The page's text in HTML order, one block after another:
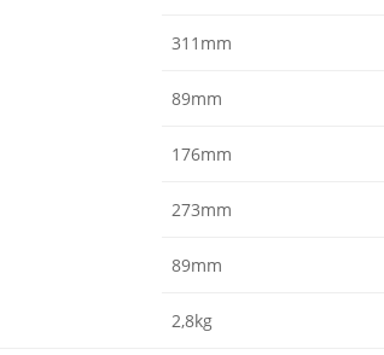
311mm
89mm
176mm
273mm
89mm
2,8kg